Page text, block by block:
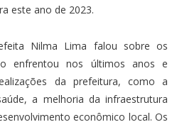
este ano de 2023.
Nilma Lima falou sobre os
enfrentou nos últimos anos e
da prefeitura, como a
a melhoria da infraestrutura
econômico local. Os